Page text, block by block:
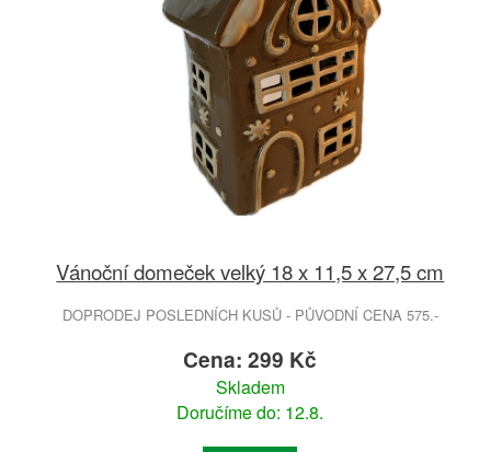
Vánoční domeček velký 18 x 11,5 x 27,5 cm
DOPRODEJ POSLEDNÍCH KUSŮ - PŮVODNÍ CENA 575.-
Cena: 299 Kč
Skladem
Doručíme do: 12.8.